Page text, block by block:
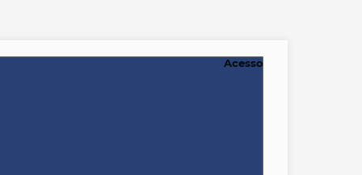
Acesso